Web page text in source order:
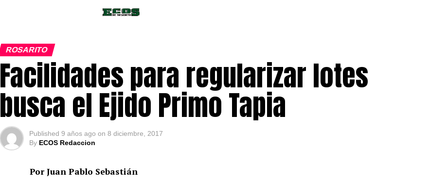
ROSARITO
Facilidades para regularizar lotes
busca el Ejido Primo Tapia
Published 9 años ago on 8 diciembre, 2017
By ECOS Redaccion
Por Juan Pablo Sebastián